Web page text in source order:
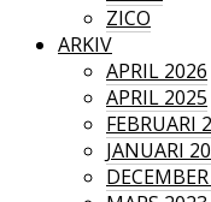
ZICO
ARKIV
APRIL 2026
APRIL 2025
FEBRUARI
JANUARI